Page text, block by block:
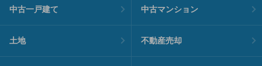
中古一戸建て 中古マンション
土地 不動産売却